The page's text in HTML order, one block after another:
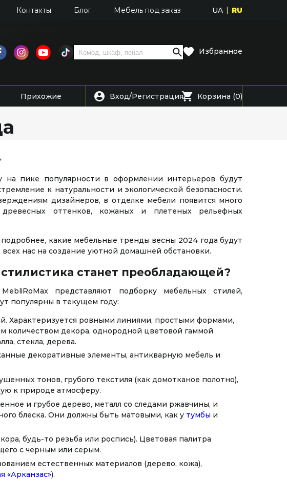
Контакты Блог Мебель под заказ UA RU
Избранное
Прихожие Вход/Регистрация Корзина (0)
на пике популярности в оформлении интерьеров будут
к натуральности и экологической безопасности.
дизайнеров, в отделке мебели появится много
оттенков, кожаных и плетеных рельефных
какие мебельные тренды весны 2024 года будут
всех нас на создание уютной домашней обстановки.
стилистика станет преобладающей?
представляют подборку мебельных стилей,
популярны в текущем году:
Характеризуется ровными линиями, простыми формами,
количеством декора, однородной цветовой гаммой
стекла, дерева.
декоративные элементы, антикварную мебель и
тонов, грубого текстиля (как домотканое полотно),
к природе атмосферу.
и грубое дерево, металл со следами ржавчины, и
блеска. Они должны быть матовыми, как у тумбы и
будь-то резьба или роспись). Цветовая палитра
с черным или серым.
естественных материалов (дерево, кожа),
«Арканзас»).